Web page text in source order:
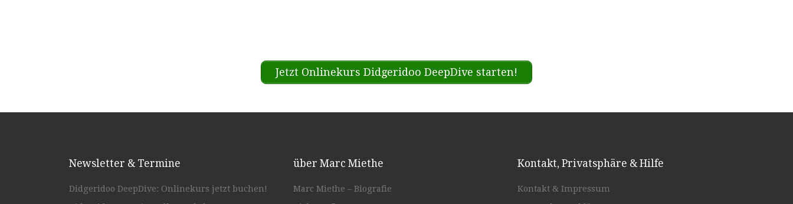
Jetzt Onlinekurs Didgeridoo DeepDive starten!
Newsletter & Termine
Didgeridoo DeepDive: Onlinekurs jetzt buchen!
über Marc Miethe
Marc Miethe – Biografie
Kontakt, Privatsphäre & Hilfe
Kontakt & Impressum